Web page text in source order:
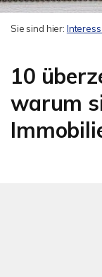
Sie sind hier:
10
warum